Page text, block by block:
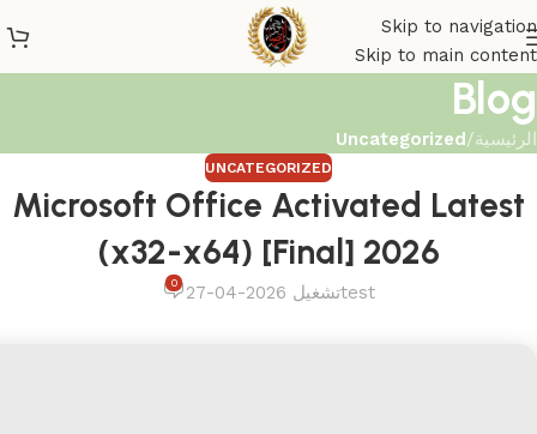
Skip to navigation
Skip to main content
Blog
الرئيسية/
Uncategorized
UNCATEGORIZED
Microsoft Office Activated Latest
(x32-x64) [Final] 2026
testتشغيل 2026-04-27 0